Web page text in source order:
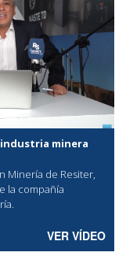
minera
Minería de Resiter,
la compañía
VER VÍDEO